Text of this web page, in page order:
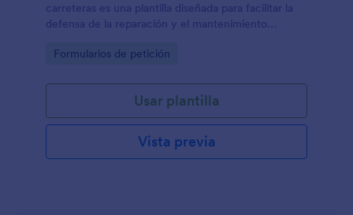
carreteras es una plantilla diseñada para facilitar la
defensa de la reparación y el mantenimiento
Go to Category:
Formularios de petición
Usar plantilla
Vista previa